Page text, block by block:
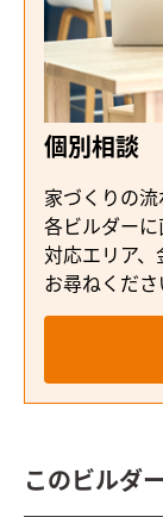
個別相談
家づくりの流
各ビルダーに
対応エリア
お尋ねくださ
このビルダ